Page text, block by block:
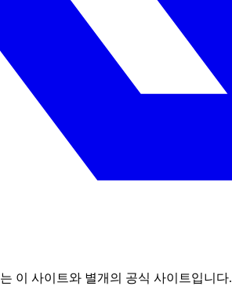
는 이 사이트와 별개의 공식 사이트입니다.